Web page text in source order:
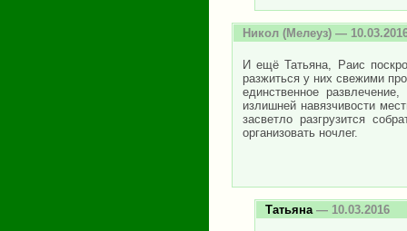
Никол (Мелеуз) —
И ещё Татьяна, Раис
разжиться у них свежими
единственное
излишней навязчивости
засветло разгрузится
организовать ночлег.
Татьяна— 10.03.2016